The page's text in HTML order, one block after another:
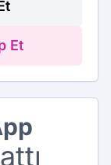
Et